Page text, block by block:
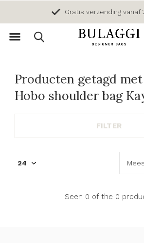
Gratis verzending vanaf
Producten getagd met
Hobo shoulder bag
FILTER
Seen 0 of the 0